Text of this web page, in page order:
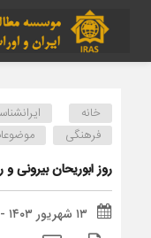
خانه
فرهنگی
روز ابوریحان بیرونی
۱۳ شهریور ۱۴۰۳ - ۱۰:۵۲